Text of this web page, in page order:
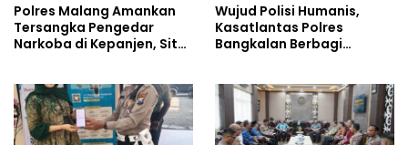
Polres Malang Amankan
Tersangka Pengedar
Narkoba di Kepanjen, Sita
Wujud Polisi Humanis,
Kasatlantas Polres
Bangkalan Berbagi
Ahmad Ibrahim